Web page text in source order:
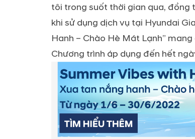
tôi trong suốt thời gian qua, đồng
khi sử dụng dịch vụ tại Hyundai
Hanh – Chào Hè Mát Lạnh”
Chương trình áp dụng đến hết